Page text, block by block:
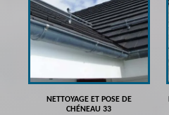
NETTOYAGE ET POSE DE
CHÉNEAU 33